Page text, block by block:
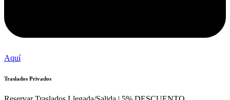
Aquí
Traslados Privados